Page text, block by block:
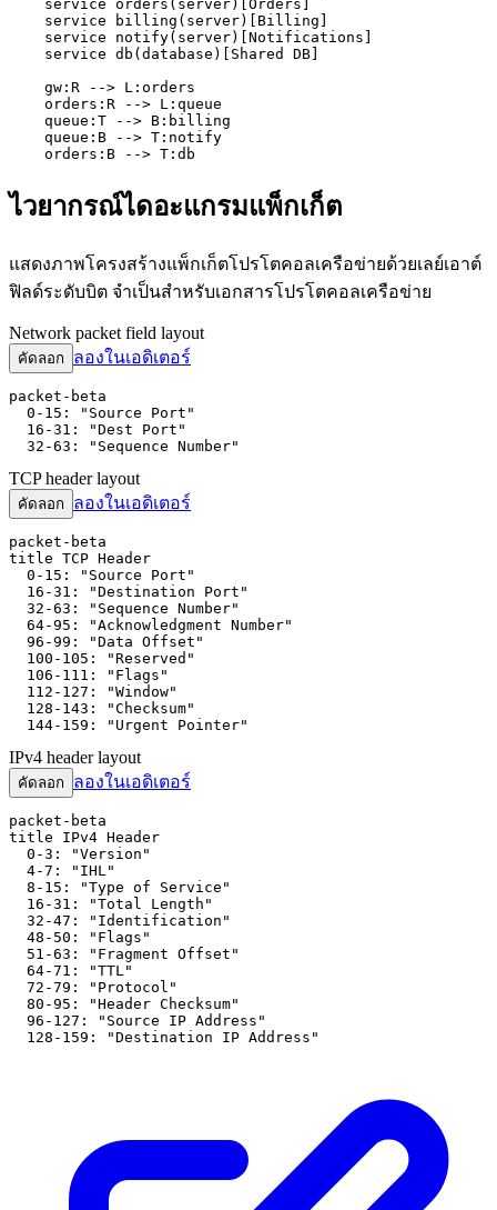
    service orders(server)[Orders]
    service billing(server)[Billing]
    service notify(server)[Notifications]
    service db(database)[Shared DB]
    gw:R --> L:orders
    orders:R --> L:queue
    queue:T --> B:billing
    queue:B --> T:notify
    orders:B --> T:db
ไวยากรณ์ไดอะแกรมแพ็กเก็ต
แสดงภาพโครงสร้างแพ็กเก็ตโปรโตคอลเครือข่ายด้วยเลย์เอาต์
ฟิลด์ระดับบิต จำเป็นสำหรับเอกสารโปรโตคอลเครือข่าย
Network packet field layout
คัดลอก ลองในเอดิเตอร์
packet-beta
  0-15: "Source Port"
  16-31: "Dest Port"
  32-63: "Sequence Number"
TCP header layout
คัดลอก ลองในเอดิเตอร์
packet-beta
title TCP Header
  0-15: "Source Port"
  16-31: "Destination Port"
  32-63: "Sequence Number"
  64-95: "Acknowledgment Number"
  96-99: "Data Offset"
  100-105: "Reserved"
  106-111: "Flags"
  112-127: "Window"
  128-143: "Checksum"
  144-159: "Urgent Pointer"
IPv4 header layout
คัดลอก ลองในเอดิเตอร์
packet-beta
title IPv4 Header
  0-3: "Version"
  4-7: "IHL"
  8-15: "Type of Service"
  16-31: "Total Length"
  32-47: "Identification"
  48-50: "Flags"
  51-63: "Fragment Offset"
  64-71: "TTL"
  72-79: "Protocol"
  80-95: "Header Checksum"
  96-127: "Source IP Address"
  128-159: "Destination IP Address"